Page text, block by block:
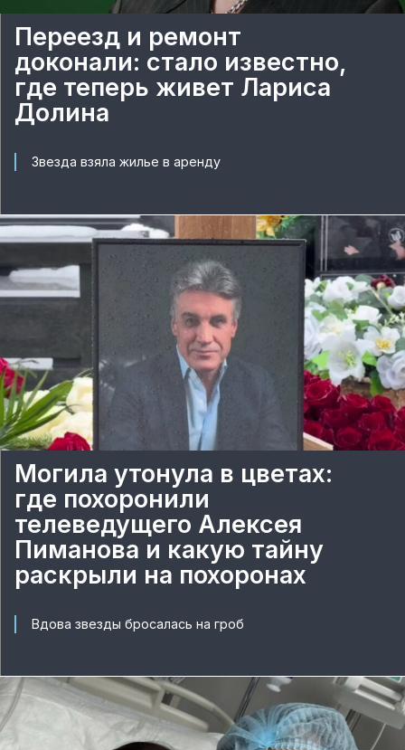
Переезд и ремонт
доконали: стало известно,
где теперь живет Лариса
Долина
Звезда взяла жилье в аренду
Могила утонула в цветах:
где похоронили
телеведущего Алексея
Пиманова и какую тайну
раскрыли на похоронах
Вдова звезды бросалась на гроб